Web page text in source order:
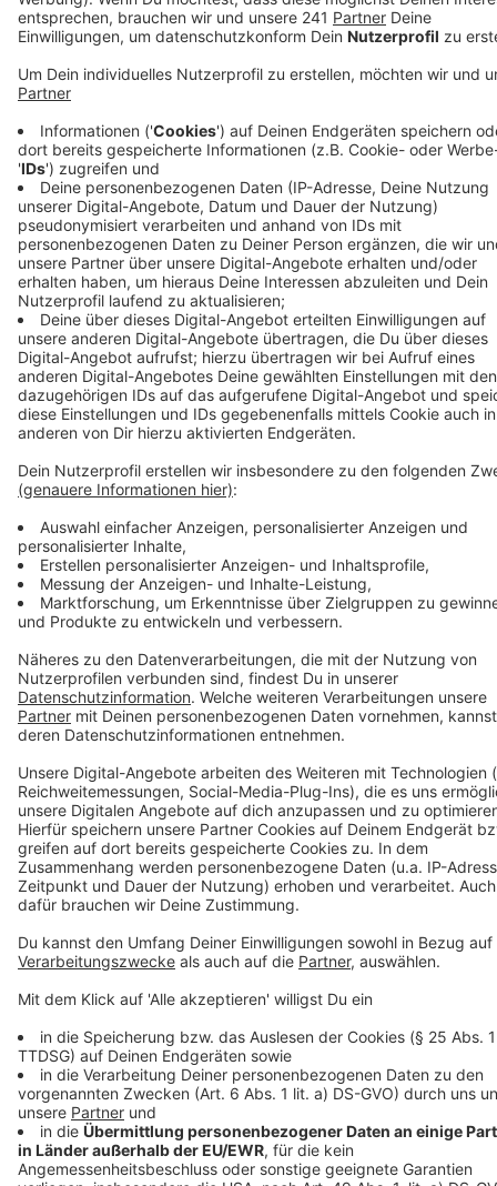
Anzeige
65 Jahre. Genau an diese Gruppe richtet sich auch das
Informationsangebot der Polizei am Mittwoch. Auf
ihren Social-Media-Kanälen und telefonisch
beantwortet sie Interessierten Fragen rund um das
Thema Pedelec und die besonderen Anforderungen im
Straßenverkehr.
Social Media-Sprechstunden auf Facebook und
Twitter: Wann: 5. Mai 2021, 10 Uhr bis 11 Uhr und 15
Uhr bis 16 Uhr // Wo: Facebook
https://www.facebook.com/polizei.NRW.K) und
Twitter (https://twitter.com/polizei_nrw_k)
Telefonhotline: Wann: 5. Mai 2021, 9 Uhr bis 17 Uhr //
Wo: 0221 229-6717
Durchgehend ist unter dieser Nummer auch ein
Anrufbeantworter geschaltet (siehe
auch:https://www.presseportal.de/blaulicht/pm/12415/
Vorab können bereits jetzt Fragen an die E-Mail-
Adresse
werden. Diese werden rund um den
Aktionstag beantwortet.
Anzeige